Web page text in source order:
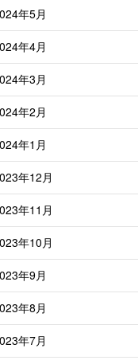
年5月
年4月
年3月
年2月
年1月
年12月
年11月
年10月
年9月
年8月
年7月